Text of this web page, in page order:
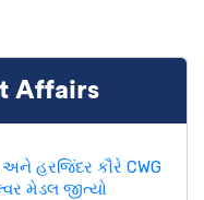
Affairs
હરજિંદર કૌરે CWG
મેડલ જીત્યો